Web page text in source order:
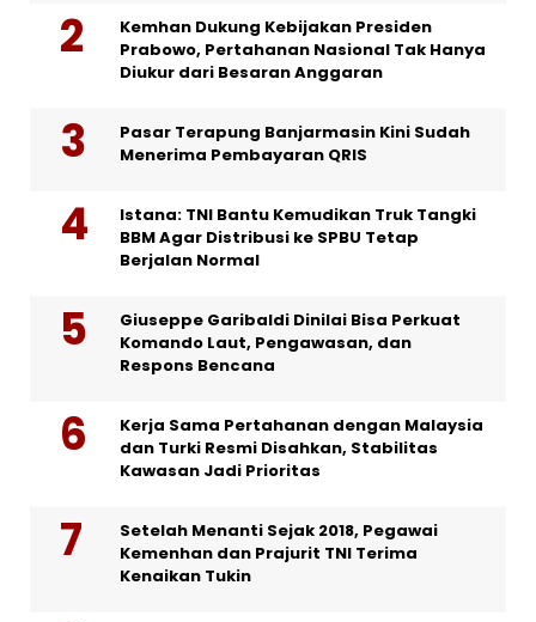
Kemhan Dukung Kebijakan Presiden
Prabowo, Pertahanan Nasional Tak Hanya
Diukur dari Besaran Anggaran
Pasar Terapung Banjarmasin Kini Sudah
Menerima Pembayaran QRIS
Istana: TNI Bantu Kemudikan Truk Tangki
BBM Agar Distribusi ke SPBU Tetap
Berjalan Normal
Giuseppe Garibaldi Dinilai Bisa Perkuat
Komando Laut, Pengawasan, dan
Respons Bencana
Kerja Sama Pertahanan dengan Malaysia
dan Turki Resmi Disahkan, Stabilitas
Kawasan Jadi Prioritas
Setelah Menanti Sejak 2018, Pegawai
Kemenhan dan Prajurit TNI Terima
Kenaikan Tukin